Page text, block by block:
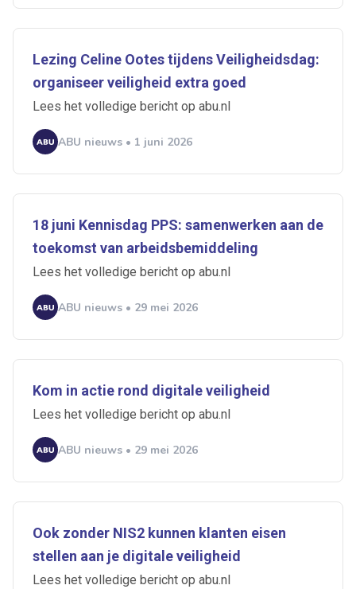
Lezing Celine Ootes tijdens Veiligheidsdag:
organiseer veiligheid extra goed
Lees het volledige bericht op abu.nl
ABU nieuws • 1 juni 2026
18 juni Kennisdag PPS: samenwerken aan de
toekomst van arbeidsbemiddeling
Lees het volledige bericht op abu.nl
ABU nieuws • 29 mei 2026
Kom in actie rond digitale veiligheid
Lees het volledige bericht op abu.nl
ABU nieuws • 29 mei 2026
Ook zonder NIS2 kunnen klanten eisen
stellen aan je digitale veiligheid
Lees het volledige bericht op abu.nl